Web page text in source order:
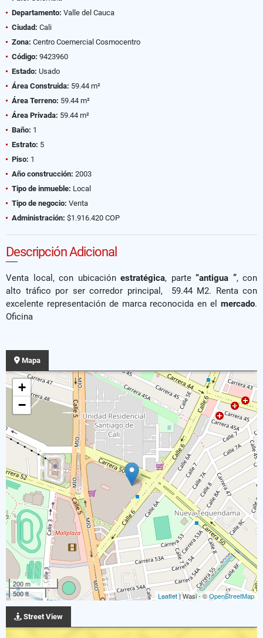
Departamento: Valle del Cauca
Ciudad: Cali
Zona: Centro Coemercial Cosmocentro
Código: 9423960
Estado: Usado
Área Construida: 59.44 m²
Área Terreno: 59.44 m²
Área Privada: 59.44 m²
Baño: 1
Estrato: 5
Piso: 1
Año construcción: 2003
Tipo de inmueble: Local
Tipo de negocio: Venta
Administración: $1.916.420 COP
Descripción Adicional
Venta local, con ubicación estratégica, parte “antigua ”, con
alto tráfico por ser corredor principal, 59.44 M2. Renta con
excelente representación de marca reconocida en el mercado.
Oficina
Mapa
+
−
200 m
500 ft
Leaflet| Wasi - ©OpenStreetMap
Street View